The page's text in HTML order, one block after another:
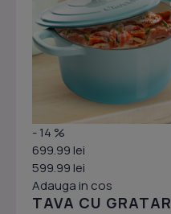
- 14 %
699.99 lei
599.99 lei
Adauga in cos
TAVA CU GRATAR